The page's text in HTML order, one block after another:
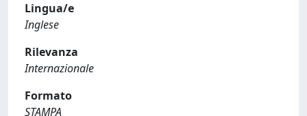
Lingua/e
Inglese
Rilevanza
Internazionale
Formato
STAMPA